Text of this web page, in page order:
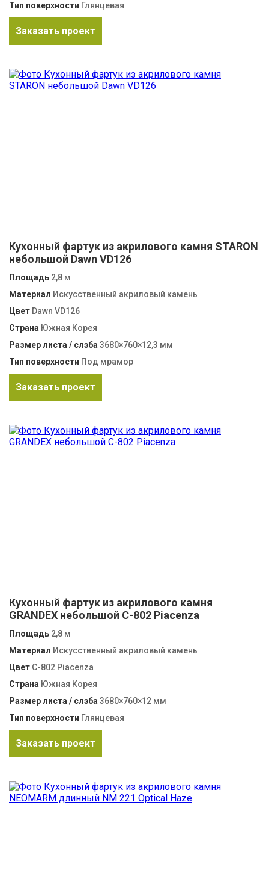
Тип поверхности Глянцевая
Заказать проект
Кухонный фартук из акрилового камня STARON
небольшой Dawn VD126
Площадь 2,8 м
Материал Искусственный акриловый камень
Цвет Dawn VD126
Страна Южная Корея
Размер листа / слэба 3680×760×12,3 мм
Тип поверхности Под мрамор
Заказать проект
Кухонный фартук из акрилового камня
GRANDEX небольшой C-802 Piacenza
Площадь 2,8 м
Материал Искусственный акриловый камень
Цвет C-802 Piacenza
Страна Южная Корея
Размер листа / слэба 3680×760×12 мм
Тип поверхности Глянцевая
Заказать проект